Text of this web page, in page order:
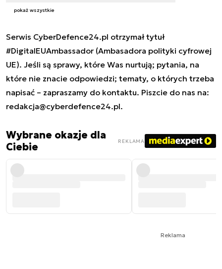
pokaż wszystkie
Serwis CyberDefence24.pl otrzymał tytuł
#DigitalEUAmbassador (Ambasadora polityki cyfrowej
UE). Jeśli są sprawy, które Was nurtują; pytania, na
które nie znacie odpowiedzi; tematy, o których trzeba
napisać – zapraszamy do kontaktu. Piszcie do nas na:
redakcja@cyberdefence24.pl.
Wybrane okazje dla
Ciebie
REKLAMA
Reklama